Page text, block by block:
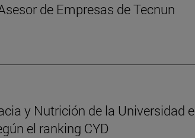
de Empresas de Tecnun
y Nutrición de la Universidad
el ranking CYD